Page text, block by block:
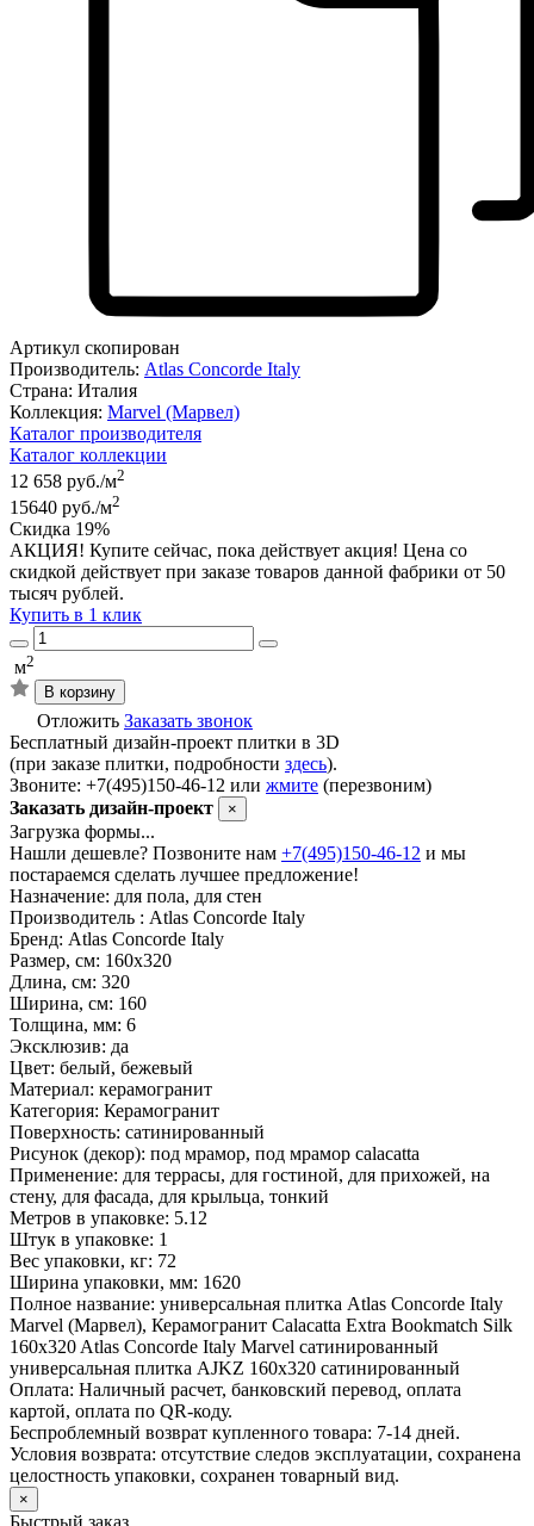
Артикул скопирован
Производитель: Atlas Concorde Italy
Страна: Италия
Коллекция: Marvel (Марвел)
Каталог производителя
Каталог коллекции
12 658 руб./м2
15640 руб./м2
Скидка 19%
АКЦИЯ! Купите сейчас, пока действует акция! Цена со
скидкой действует при заказе товаров данной фабрики от 50
тысяч рублей.
Купить в 1 клик
м2
В корзину
Отложить Заказать звонок
Бесплатный дизайн-проект плитки в 3D
(при заказе плитки, подробности здесь).
Звоните: +7(495)150-46-12 или жмите (перезвоним)
Заказать дизайн-проект
×
Загрузка формы...
Нашли дешевле? Позвоните нам +7(495)150-46-12 и мы
постараемся сделать лучшее предложение!
Назначение: для пола, для стен
Производитель : Atlas Concorde Italy
Бренд: Atlas Concorde Italy
Размер, см: 160x320
Длина, см: 320
Ширина, см: 160
Толщина, мм: 6
Эксклюзив: да
Цвет: белый, бежевый
Материал: керамогранит
Категория: Керамогранит
Поверхность: сатинированный
Рисунок (декор): под мрамор, под мрамор calacatta
Применение: для террасы, для гостиной, для прихожей, на
стену, для фасада, для крыльца, тонкий
Метров в упаковке: 5.12
Штук в упаковке: 1
Вес упаковки, кг: 72
Ширина упаковки, мм: 1620
Полное название: универсальная плитка Atlas Concorde Italy
Marvel (Марвел), Керамогранит Calacatta Extra Bookmatch Silk
160x320 Atlas Concorde Italy Marvel сатинированный
универсальная плитка AJKZ 160x320 сатинированный
Оплата: Наличный расчет, банковский перевод, оплата
картой, оплата по QR-коду.
Беспроблемный возврат купленного товара: 7-14 дней.
Условия возврата: отсутствие следов эксплуатации, сохранена
целостность упаковки, сохранен товарный вид.
×
Быстрый заказ